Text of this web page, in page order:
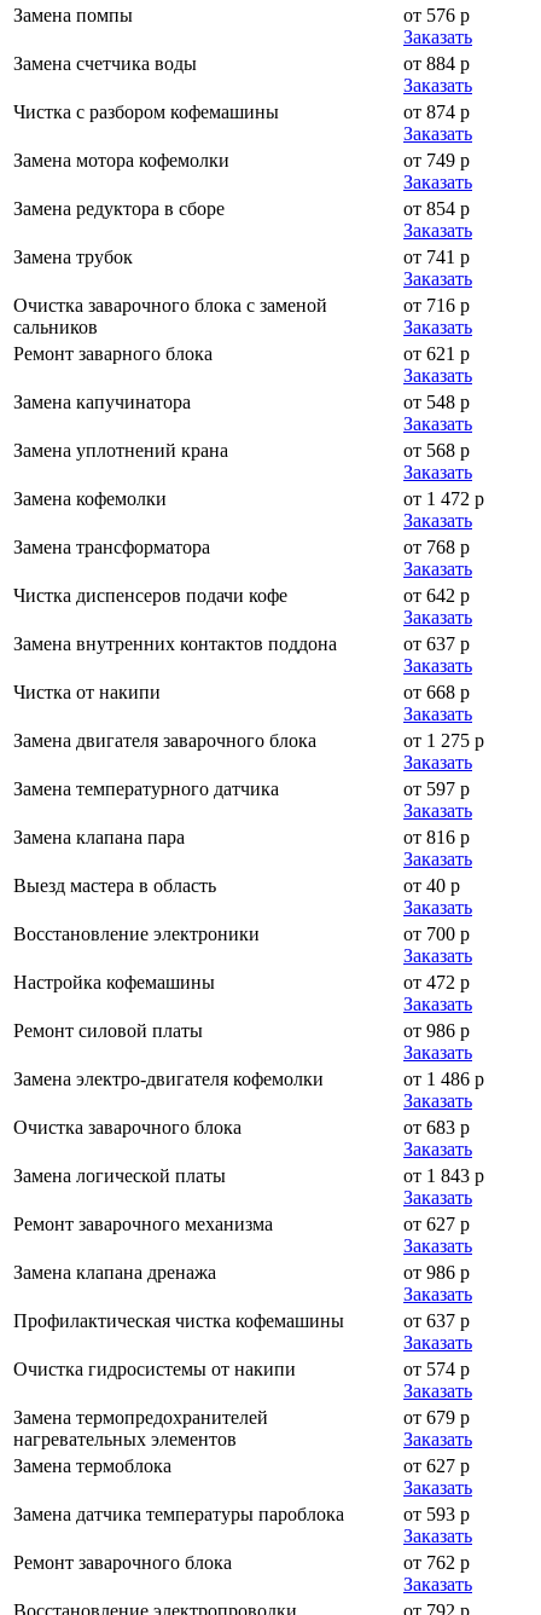
Замена помпы
от 576 р
Заказать
Замена счетчика воды
от 884 р
Заказать
Чистка с разбором кофемашины
от 874 р
Заказать
Замена мотора кофемолки
от 749 р
Заказать
Замена редуктора в сборе
от 854 р
Заказать
Замена трубок
от 741 р
Заказать
Очистка заварочного блока с заменой
сальников
от 716 р
Заказать
Ремонт заварного блока
от 621 р
Заказать
Замена капучинатора
от 548 р
Заказать
Замена уплотнений крана
от 568 р
Заказать
Замена кофемолки
от 1 472 р
Заказать
Замена трансформатора
от 768 р
Заказать
Чистка диспенсеров подачи кофе
от 642 р
Заказать
Замена внутренних контактов поддона
от 637 р
Заказать
Чистка от накипи
от 668 р
Заказать
Замена двигателя заварочного блока
от 1 275 р
Заказать
Замена температурного датчика
от 597 р
Заказать
Замена клапана пара
от 816 р
Заказать
Выезд мастера в область
от 40 р
Заказать
Восстановление электроники
от 700 р
Заказать
Настройка кофемашины
от 472 р
Заказать
Ремонт силовой платы
от 986 р
Заказать
Замена электро-двигателя кофемолки
от 1 486 р
Заказать
Очистка заварочного блока
от 683 р
Заказать
Замена логической платы
от 1 843 р
Заказать
Ремонт заварочного механизма
от 627 р
Заказать
Замена клапана дренажа
от 986 р
Заказать
Профилактическая чистка кофемашины
от 637 р
Заказать
Очистка гидросистемы от накипи
от 574 р
Заказать
Замена термопредохранителей
нагревательных элементов
от 679 р
Заказать
Замена термоблока
от 627 р
Заказать
Замена датчика температуры пароблока
от 593 р
Заказать
Ремонт заварочного блока
от 762 р
Заказать
Восстановление электропроводки
от 792 р